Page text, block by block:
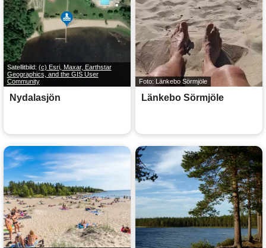
Satellitbild: (c) Esri, Maxar, Earthstar
Geographics, and the GIS User
Community
Nydalasjön
Foto: Länkebo Sörmjöle
Länkebo Sörmjöle